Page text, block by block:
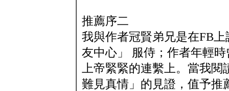
推薦序二
我與作者冠賢弟兄是在FB
友中心」 服侍；作者年輕
上帝緊緊的連繫上。當我閱
難見真情」的見證，值予推